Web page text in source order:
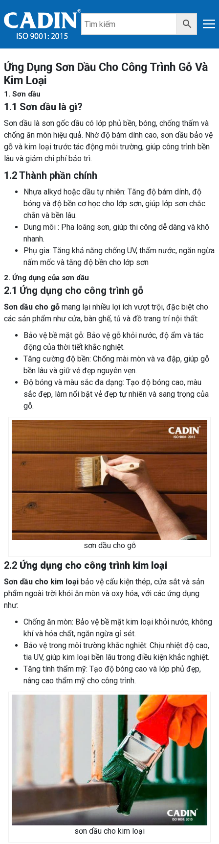
Ứng Dụng Sơn Dầu Cho Công Trình Gỗ Và
Kim Loại
1. Sơn dầu
1.1 Sơn dầu là gì?
Sơn dầu là sơn gốc dầu có lớp phủ bền, bóng, chống thấm và
chống ăn mòn hiệu quả. Nhờ độ bám dính cao, sơn dầu bảo vệ
gỗ và kim loại trước tác động môi trường, giúp công trình bền
lâu và giảm chi phí bảo trì.
1.2 Thành phần chính
Nhựa alkyd hoặc dầu tự nhiên: Tăng độ bám dính, độ
bóng và độ bền cơ học cho lớp sơn, giúp lớp sơn chắc
chắn và bền lâu.
Dung môi : Pha loãng sơn, giúp thi công dễ dàng và khô
nhanh.
Phụ gia: Tăng khả năng chống UV, thấm nước, ngăn ngừa
nấm mốc và tăng độ bền cho lớp sơn
2. Ứng dụng của sơn dầu
2.1 Ứng dụng cho công trình gỗ
Sơn dầu cho gỗ mang lại nhiều lợi ích vượt trội, đặc biệt cho
các sản phẩm như cửa, bàn ghế, tủ và đồ trang trí nội thất:
Bảo vệ bề mặt gỗ: Bảo vệ gỗ khỏi nước, độ ẩm và tác
động của thời tiết khắc nghiệt.
Tăng cường độ bền: Chống mài mòn và va đập, giúp gỗ
bền lâu và giữ vẻ đẹp nguyên vẹn.
Độ bóng và màu sắc đa dạng: Tạo độ bóng cao, màu
sắc đẹp, làm nổi bật vẻ đẹp tự nhiên và sang trọng của
gỗ.
sơn dầu cho gỗ
2.2 Ứng dụng cho công trình kim loại
Sơn dầu cho kim loại bảo vệ cấu kiện thép, cửa sắt và sản
phẩm ngoài trời khỏi ăn mòn và oxy hóa, với các ứng dụng
như:
Chống ăn mòn: Bảo vệ bề mặt kim loại khỏi nước, không
khí và hóa chất, ngăn ngừa gỉ sét.
Bảo vệ trong môi trường khắc nghiệt: Chịu nhiệt độ cao,
tia UV, giúp kim loại bền lâu trong điều kiện khắc nghiệt.
Tăng tính thẩm mỹ: Tạo độ bóng cao và lớp phủ đẹp,
nâng cao thẩm mỹ cho công trình.
sơn dầu cho kim loại